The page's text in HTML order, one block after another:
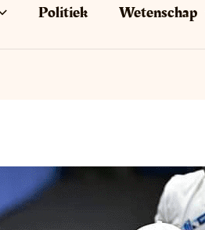
Politiek Wetenschap